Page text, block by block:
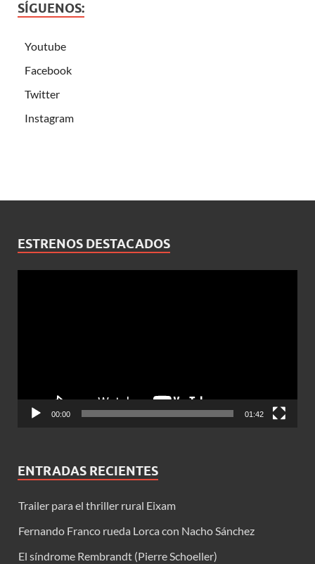
SÍGUENOS:
Youtube
Facebook
Twitter
Instagram
ESTRENOS DESTACADOS
00:00 01:42
ENTRADAS RECIENTES
Trailer para el thriller rural Eixam
Fernando Franco rueda Lorca con Nacho Sánchez
El síndrome Rembrandt (Pierre Schoeller)